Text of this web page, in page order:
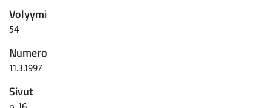
Volyymi
54
Numero
11.3.1997
Sivut